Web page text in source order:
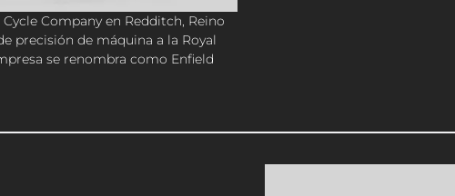
Company en Redditch, Reino
precisión de máquina a la Royal
se renombra como Enfield